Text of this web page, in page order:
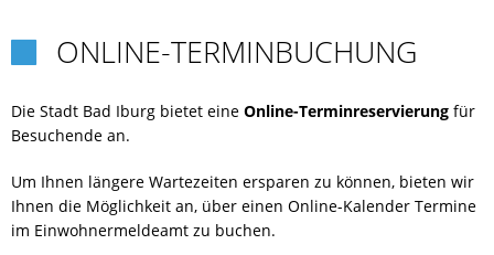
CORONA
EHRENAMT
FLYER-AUSBILDUNG
FRAUENORT
ONLINE-TERMINBUCHUNG
Die Stadt Bad Iburg bietet eine Online-Terminreservierung für
Besuchende an.
Um Ihnen längere Wartezeiten ersparen zu können, bieten wir
Ihnen die Möglichkeit an, über einen Online-Kalender Termine
im Einwohnermeldeamt zu buchen.